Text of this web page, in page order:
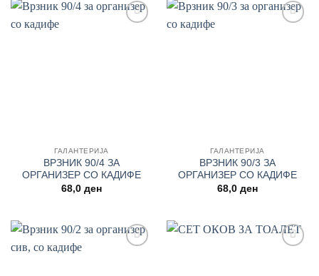
ГАЛАНТЕРИЈА
ВРЗНИК 90/4 ЗА
ОРГАНИЗЕР СО КАДИФЕ
68,0 ден
ГАЛАНТЕРИЈА
ВРЗНИК 90/3 ЗА
ОРГАНИЗЕР СО КАДИФЕ
68,0 ден